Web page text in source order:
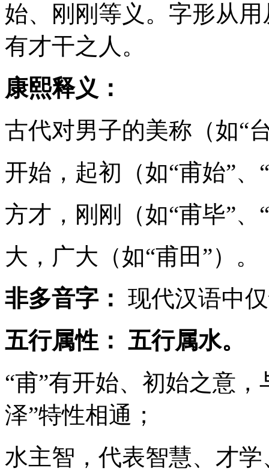
始、刚刚等义。字形从
有才干之人。
康熙释义：
古代对男子的美称（如“
开始，起初（如“甫始”、
方才，刚刚（如“甫毕”、
大，广大（如“甫田”）。
非多音字： 现代汉语中
五行属性： 五行属水。
“甫”有开始、初始之意，
泽”特性相通；
水主智，代表智慧、才